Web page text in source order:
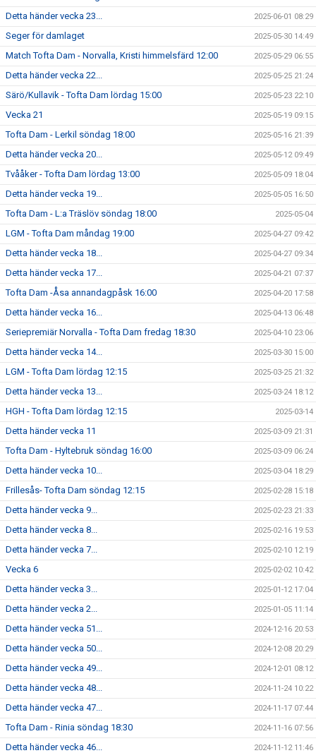
Detta händer vecka 23... 2025-06-01 08:29
Seger för damlaget 2025-05-30 14:49
Match Tofta Dam - Norvalla, Kristi himmelsfärd 12:00 2025-05-29 06:55
Detta händer vecka 22... 2025-05-25 21:24
Särö/Kullavik - Tofta Dam lördag 15:00 2025-05-23 22:10
Vecka 21 2025-05-19 09:15
Tofta Dam - Lerkil söndag 18:00 2025-05-16 21:39
Detta händer vecka 20... 2025-05-12 09:49
Tvååker - Tofta Dam lördag 13:00 2025-05-09 18:04
Detta händer vecka 19... 2025-05-05 16:50
Tofta Dam - L:a Träslöv söndag 18:00 2025-05-04
LGM - Tofta Dam måndag 19:00 2025-04-27 09:42
Detta händer vecka 18... 2025-04-27 09:34
Detta händer vecka 17... 2025-04-21 07:37
Tofta Dam -Åsa annandagpåsk 16:00 2025-04-20 17:58
Detta händer vecka 16... 2025-04-13 06:48
Seriepremiär Norvalla - Tofta Dam fredag 18:30 2025-04-10 23:06
Detta händer vecka 14... 2025-03-30 15:00
LGM - Tofta Dam lördag 12:15 2025-03-25 21:32
Detta händer vecka 13... 2025-03-24 18:12
HGH - Tofta Dam lördag 12:15 2025-03-14
Detta händer vecka 11 2025-03-09 21:31
Tofta Dam - Hyltebruk söndag 16:00 2025-03-09 06:24
Detta händer vecka 10... 2025-03-04 18:29
Frillesås- Tofta Dam söndag 12:15 2025-02-28 15:18
Detta händer vecka 9... 2025-02-23 21:33
Detta händer vecka 8... 2025-02-16 19:53
Detta händer vecka 7... 2025-02-10 12:19
Vecka 6 2025-02-02 10:42
Detta händer vecka 3... 2025-01-12 17:04
Detta händer vecka 2... 2025-01-05 11:14
Detta händer vecka 51... 2024-12-16 20:53
Detta händer vecka 50... 2024-12-08 20:29
Detta händer vecka 49... 2024-12-01 08:12
Detta händer vecka 48... 2024-11-24 10:22
Detta händer vecka 47... 2024-11-17 07:44
Tofta Dam - Rinia söndag 18:30 2024-11-16 07:56
Detta händer vecka 46... 2024-11-12 11:46